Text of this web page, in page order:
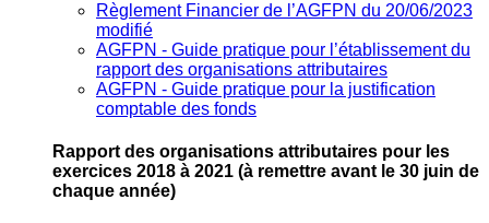
Règlement Financier de l’AGFPN du 20/06/2023
modifié
AGFPN ‐ Guide pratique pour l’établissement du
rapport des organisations attributaires
AGFPN ‐ Guide pratique pour la justification
comptable des fonds
Rapport des organisations attributaires pour les
exercices 2018 à 2021 (à remettre avant le 30 juin de
chaque année)